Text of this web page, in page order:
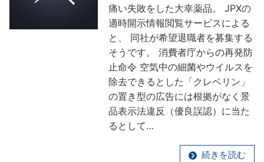
痛い失敗をした大幸薬品。 JPXの
適時開示情報閲覧サービスによる
と、 同社が希望退職者を募集する
そうです。 消費者庁からの再発防
止命令 空気中の細菌やウイルスを
除去できるとした「クレベリン」
の置き型の広告には根拠がなく景
品表示法違反（優良誤認）に当た
るとして…
続きを読む